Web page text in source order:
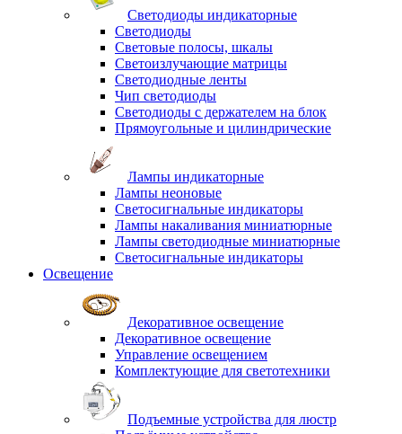
Светодиоды индикаторные
Светодиоды
Световые полосы, шкалы
Светоизлучающие матрицы
Светодиодные ленты
Чип светодиоды
Светодиоды с держателем на блок
Прямоугольные и цилиндрические
Лампы индикаторные
Лампы неоновые
Светосигнальные индикаторы
Лампы накаливания миниатюрные
Лампы светодиодные миниатюрные
Светосигнальные индикаторы
Освещение
Декоративное освещение
Декоративное освещение
Управление освещением
Комплектующие для светотехники
Подъемные устройства для люстр